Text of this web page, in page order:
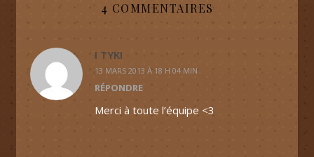
4 COMMENTAIRES
I TYKI
13 MARS 2013 À 18 H 04 MIN
RÉPONDRE
Merci à toute l’équipe <3